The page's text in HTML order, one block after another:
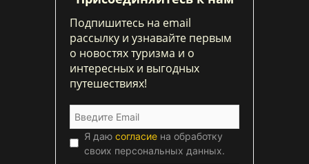
Подпишитесь на email
рассылку и узнавайте первым
о новостях туризма и о
интересных и выгодных
путешествиях!
Я даю согласие на обработку
своих персональных данных.